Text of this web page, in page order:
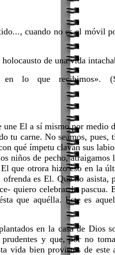
cuando no es el móvil
de una vida
lo que recibimos». (S.
El a sí mismo por medio
tu carne. No seamos, pues,
qué ímpetu clavan sus
niños de pecho,
que otrora hizo eso en la
es El. Que no asista,
quiero celebrar la pascua.
que aquélla. Este es
en la casa de Dios
y que, por no
vida bien provistos de este